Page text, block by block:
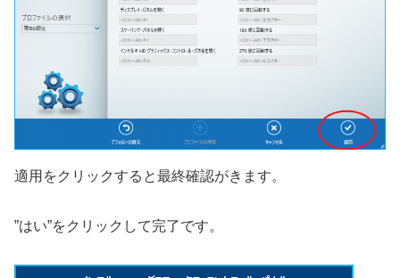
適用をクリックすると最終確認がきます。
”はい”をクリックして完了です。